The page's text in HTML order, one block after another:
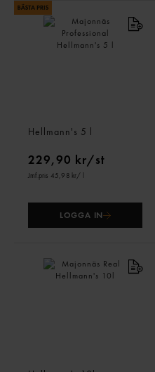
Hellmann's 5 l
229,90 kr/st
Jmf.pris 45,98 kr/ l
LOGGA IN